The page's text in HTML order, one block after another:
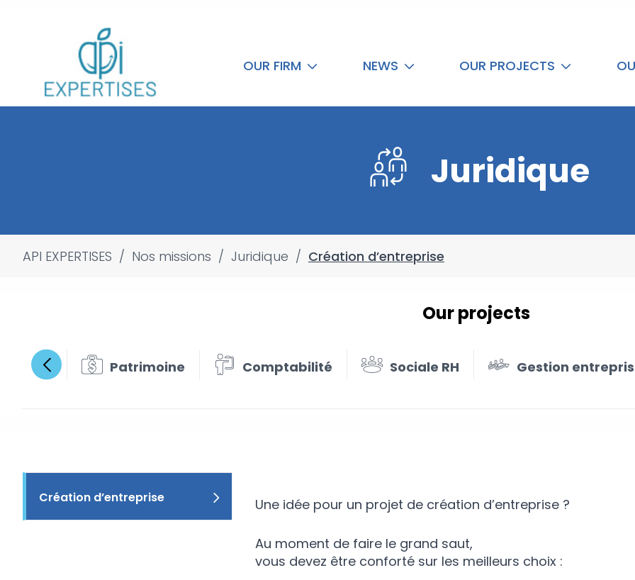
OUR FIRM NEWS OUR PROJECTS
Juridique
API EXPERTISES / Nos missions / Juridique / Création d’entreprise
Our projects
Patrimoine Comptabilité Sociale RH Gestion
Création d’entreprise Une idée pour un projet de création d’entreprise ?
Au moment de faire le grand saut,
vous devez être conforté sur les meilleurs choix :